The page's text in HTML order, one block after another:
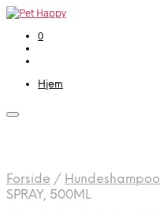
0
Hjem
Forside / Hundeshampoo
SPRAY, 500ML